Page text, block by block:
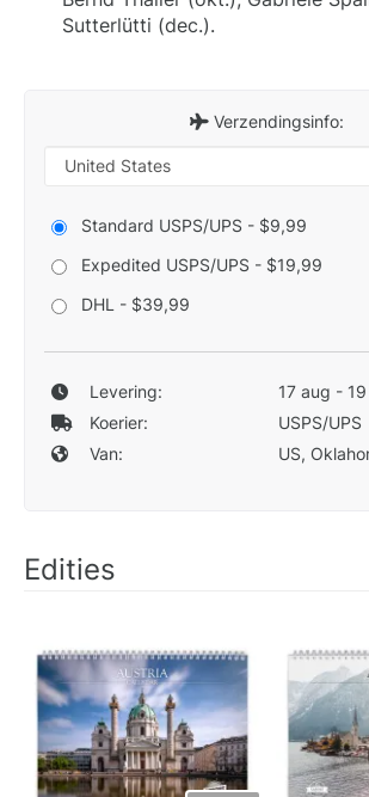
Sutterlütti (dec.).
Verzendingsinfo:
Standard USPS/UPS - $9,99
Expedited USPS/UPS - $19,99
DHL - $39,99
Levering:
17 aug -
Koerier:
USPS/UPS
Van:
US,
Edities